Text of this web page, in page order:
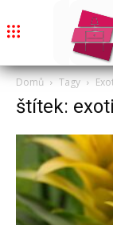
Domů Tagy
štítek: